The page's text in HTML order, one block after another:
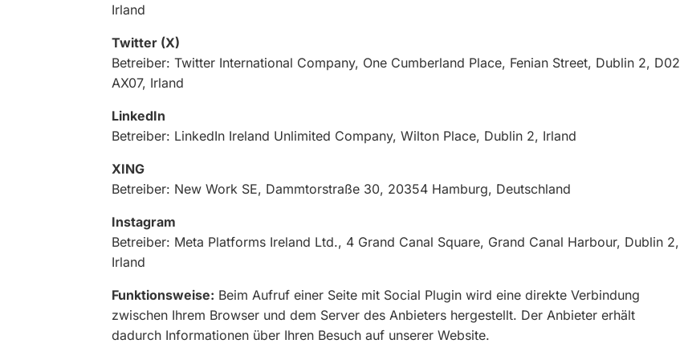
Irland
Twitter (X)
Betreiber: Twitter International Company, One Cumberland Place, Fenian Street, Dublin 2, D02
AX07, Irland
LinkedIn
Betreiber: LinkedIn Ireland Unlimited Company, Wilton Place, Dublin 2, Irland
XING
Betreiber: New Work SE, Dammtorstraße 30, 20354 Hamburg, Deutschland
Instagram
Betreiber: Meta Platforms Ireland Ltd., 4 Grand Canal Square, Grand Canal Harbour, Dublin 2,
Irland
Funktionsweise: Beim Aufruf einer Seite mit Social Plugin wird eine direkte Verbindung
zwischen Ihrem Browser und dem Server des Anbieters hergestellt. Der Anbieter erhält
dadurch Informationen über Ihren Besuch auf unserer Website.